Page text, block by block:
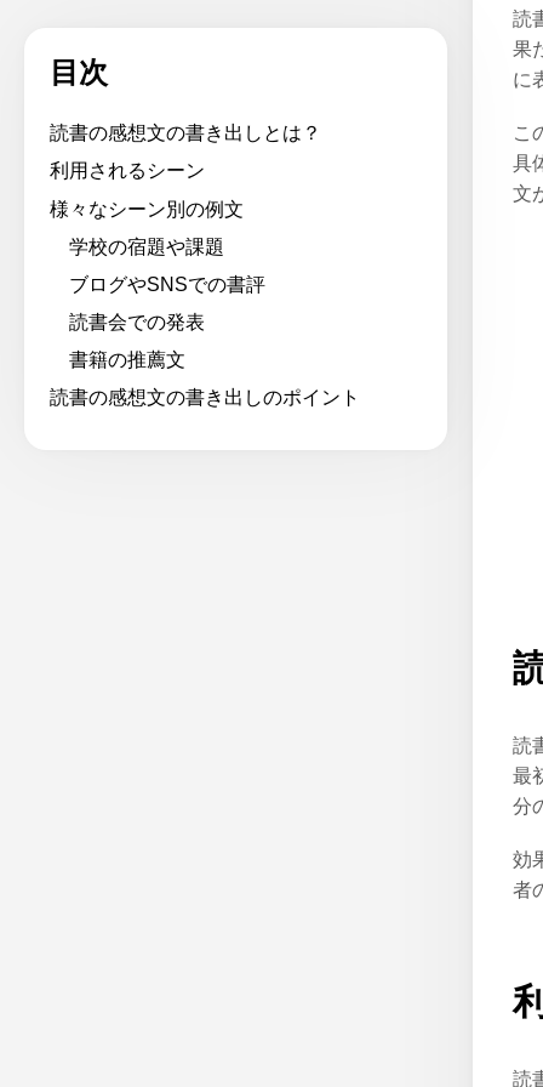
目次
読書の感想文の書き出しとは？
利用されるシーン
様々なシーン別の例文
学校の宿題や課題
ブログやSNSでの書評
読書会での発表
書籍の推薦文
読書の感想文の書き出しのポイント
読
果
に
こ
具
文
読
最
分
効
者
読